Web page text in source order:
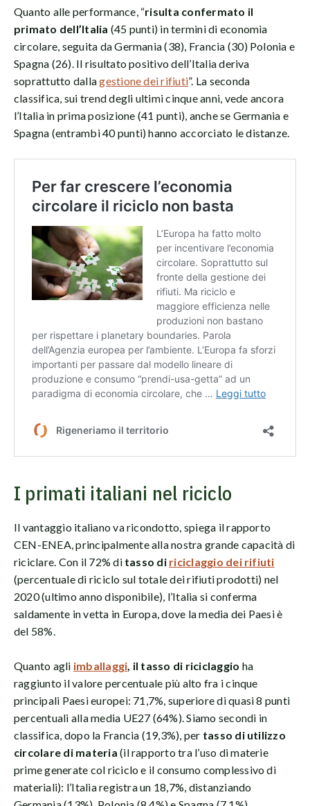
Quanto alle performance, “risulta confermato il
primato dell’Italia (45 punti) in termini di economia
circolare, seguita da Germania (38), Francia (30) Polonia e
Spagna (26). Il risultato positivo dell’Italia deriva
soprattutto dallagestione dei rifiuti”. La seconda
classifica, sui trend degli ultimi cinque anni, vede ancora
l’Italia in prima posizione (41 punti), anche se Germania e
Spagna (entrambi 40 punti) hanno accorciato le distanze.
I primati italiani nel riciclo
Il vantaggio italiano va ricondotto, spiega il rapporto
CEN-ENEA, principalmente alla nostra grande capacità di
riciclare. Con il 72% di tasso di riciclaggio dei rifiuti
(percentuale di riciclo sul totale dei rifiuti prodotti) nel
2020 (ultimo anno disponibile), l’Italia si conferma
saldamente in vetta in Europa, dove la media dei Paesi è
del 58%.
Quanto agli imballaggi, il tasso di riciclaggio ha
raggiunto il valore percentuale più alto fra i cinque
principali Paesi europei: 71,7%, superiore di quasi 8 punti
percentuali alla media UE27 (64%). Siamo secondi in
classifica, dopo la Francia (19,3%), per tasso di utilizzo
circolare di materia(il rapporto tra l’uso di materie
prime generate col riciclo e il consumo complessivo di
materiali): l’Italia registra un 18,7%, distanziando